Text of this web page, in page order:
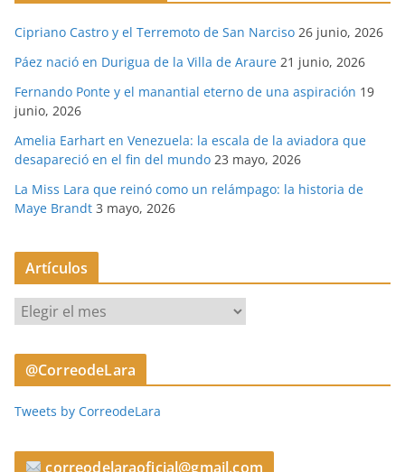
Cipriano Castro y el Terremoto de San Narciso 26 junio, 2026
Páez nació en Durigua de la Villa de Araure 21 junio, 2026
Fernando Ponte y el manantial eterno de una aspiración 19
junio, 2026
Amelia Earhart en Venezuela: la escala de la aviadora que
desapareció en el fin del mundo 23 mayo, 2026
La Miss Lara que reinó como un relámpago: la historia de
Maye Brandt 3 mayo, 2026
Artículos
r
t
u
@CorreodeLara
Tweets by CorreodeLara
correodelaraoficial@gmail.com